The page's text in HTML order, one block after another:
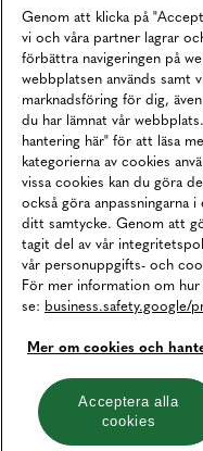
Köpvillkor
Karriär
Vårt Ansvar
Våra Tjänster
Press
Studentrabatt
B2B
Tillgänglighetsredogörelse
Betalningar
Cookies
Hantera cookies
Genom att klicka på
vi och våra partner lagrar
förbättra navigeringen på
webbplatsen används samt
marknadsföring för dig,
du har lämnat vår
hantering här" för att läsa
kategorierna av cookies
vissa cookies kan du göra
också göra anpassningarna
ditt samtycke. Genom att
tagit del av vår
vår personuppgifts- och
För mer information om
se: business.safety.google/
Mer om cookies och
Acceptera alla
cookies